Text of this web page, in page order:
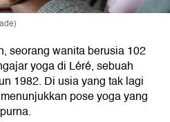
seorang wanita berusia 102
yoga di Léré, sebuah
1982. Di usia yang tak lagi
pose yoga yang